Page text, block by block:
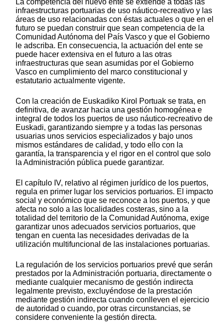
La competencia del nuevo ente se extiende a todas las
infraestructuras portuarias de uso náutico-recreativo y las
áreas de uso relacionadas con éstas actuales o que en el
futuro se puedan construir que sean competencia de la
Comunidad Autónoma del País Vasco y que el Gobierno
le adscriba. En consecuencia, la actuación del ente se
puede hacer extensiva en el futuro a las otras
infraestructuras que sean asumidas por el Gobierno
Vasco en cumplimiento del marco constitucional y
estatutario actualmente vigente.
Con la creación de Euskadiko Kirol Portuak se trata, en
definitiva, de avanzar hacia una gestión homogénea e
integral de todos los puertos de uso náutico-recreativo de
Euskadi, garantizando siempre y a todas las personas
usuarias unos servicios especializados y bajo unos
mismos estándares de calidad, y todo ello con la
garantía, la transparencia y el rigor en el control que solo
la Administración pública puede garantizar.
El capítulo IV, relativo al régimen jurídico de los puertos,
regula en primer lugar los servicios portuarios. El impacto
social y económico que se reconoce a los puertos, y que
afecta no solo a las localidades costeras, sino a la
totalidad del territorio de la Comunidad Autónoma, exige
garantizar unos adecuados servicios portuarios, que
tengan en cuenta las necesidades derivadas de la
utilización multifuncional de las instalaciones portuarias.
La regulación de los servicios portuarios prevé que serán
prestados por la Administración portuaria, directamente o
mediante cualquier mecanismo de gestión indirecta
legalmente previsto, excluyéndose de la prestación
mediante gestión indirecta cuando conlleven el ejercicio
de autoridad o cuando, por otras circunstancias, se
considere conveniente la gestión directa.